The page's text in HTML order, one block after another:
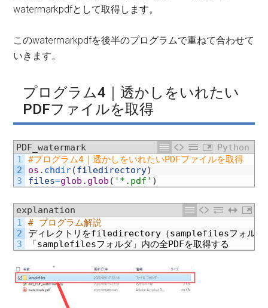
watermarkpdfとして取得します。
このwatermarkpdfを後半のプログラムで重ねて合わせて
いきます。
プログラム4｜透かしをいれたい
PDFファイルを取得
PDF_watermark
Python
1
2
3
#プログラム4｜透かしをいれたいPDFファイルを取得
os . chdir(filedirectory)
files=glob . glob ( '*.pdf' )
explanation
1
2
3
# プログラム解説
ディレクトリをfiledirectory （samplefilesフォルダ
「samplefilesフォルダ」内の全PDFを取得する